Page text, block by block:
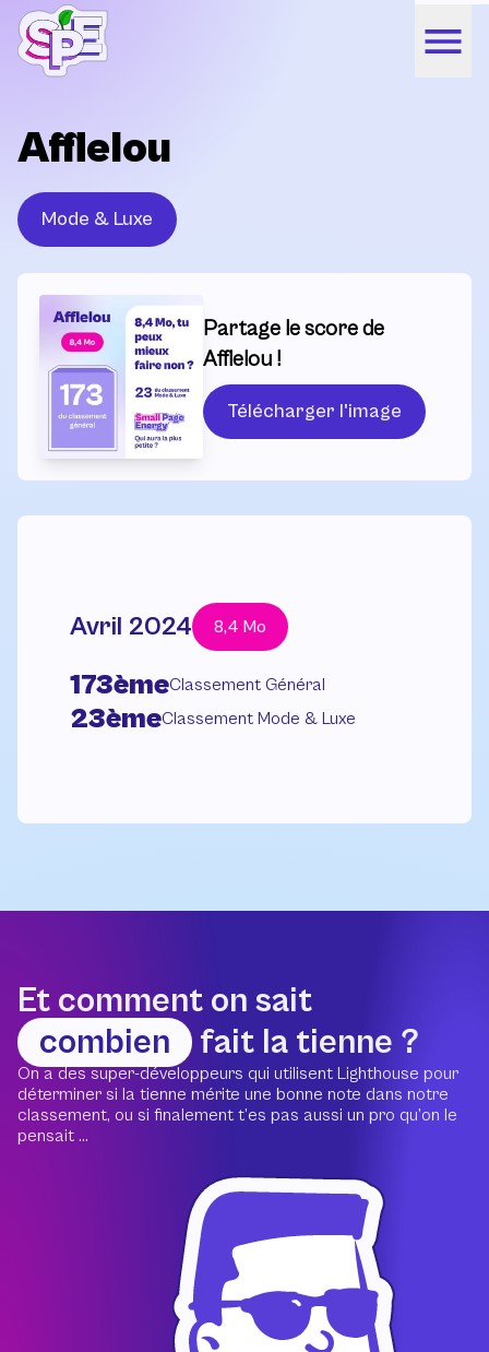
Afflelou
Mode & Luxe
Partage le score de
Afflelou !
Télécharger l'image
Avril 2024 8,4 Mo
173èmeClassement Général
23èmeClassement Mode & Luxe
Et comment on sait
combien
fait la tienne ?
On a des super-développeurs qui utilisent Lighthouse pour
déterminer si la tienne mérite une bonne note dans notre
classement, ou si finalement t’es pas aussi un pro qu’on le
pensait ...